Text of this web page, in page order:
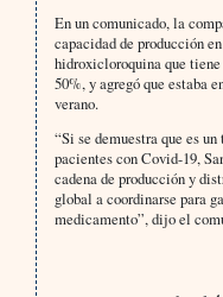
En un comunicado, la
capacidad de producción
hidroxicloroquina que
50%, y agregó que estaba
verano.
“Si se demuestra que es
pacientes con Covid-19,
cadena de producción y
global a coordinarse para
medicamento”, dijo el